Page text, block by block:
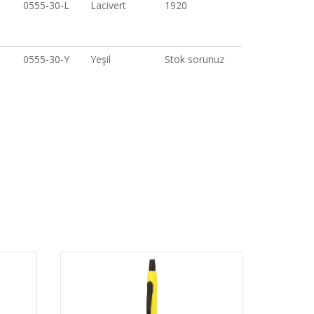
0555-30-L Lacivert 1920
0555-30-Y Yeşil Stok sorunuz